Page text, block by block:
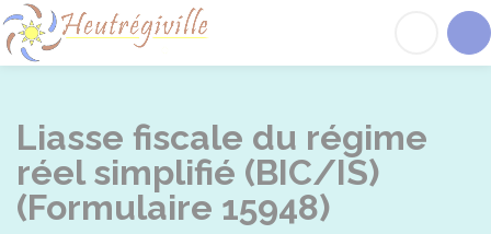
Liasse fiscale du régime
réel simplifié (BIC/IS)
(Formulaire 15948)